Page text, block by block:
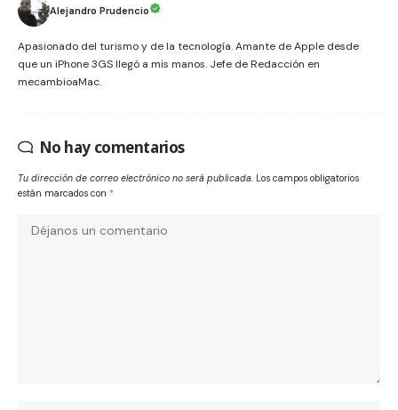
Alejandro Prudencio
Apasionado del turismo y de la tecnología. Amante de Apple desde
que un iPhone 3GS llegó a mis manos. Jefe de Redacción en
mecambioaMac.
No hay comentarios
Tu dirección de correo electrónico no será publicada. Los campos obligatorios
están marcados con *